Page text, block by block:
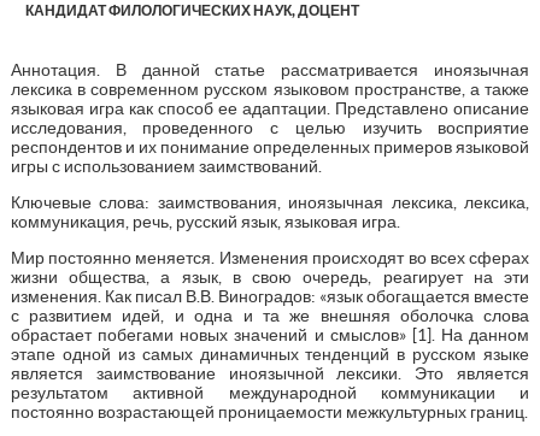
КАНДИДАТ ФИЛОЛОГИЧЕСКИХ НАУК, ДОЦЕНТ
Аннотация. В данной статье рассматривается иноязычная
лексика в современном русском языковом пространстве, а также
языковая игра как способ ее адаптации. Представлено описание
исследования, проведенного с целью изучить восприятие
респондентов и их понимание определенных примеров языковой
игры с использованием заимствований.
Ключевые слова: заимствования, иноязычная лексика, лексика,
коммуникация, речь, русский язык, языковая игра.
Мир постоянно меняется. Изменения происходят во всех сферах
жизни общества, а язык, в свою очередь, реагирует на эти
изменения. Как писал В.В. Виноградов: «язык обогащается вместе
с развитием идей, и одна и та же внешняя оболочка слова
обрастает побегами новых значений и смыслов» [1]. На данном
этапе одной из самых динамичных тенденций в русском языке
является заимствование иноязычной лексики. Это является
результатом активной международной коммуникации и
постоянно возрастающей проницаемости межкультурных границ.